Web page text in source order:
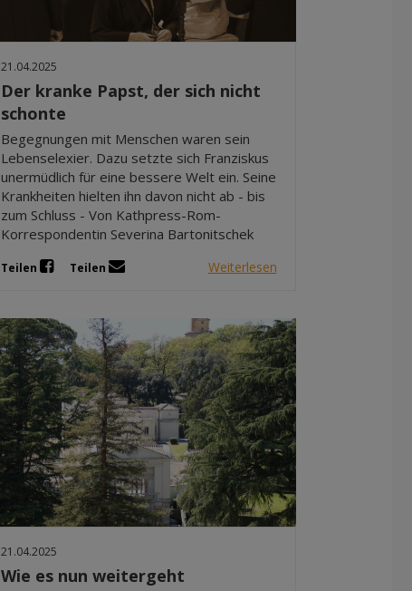
21.04.2025
Der kranke Papst, der sich nicht
schonte
Begegnungen mit Menschen waren sein
Lebenselexier. Dazu setzte sich Franziskus
unermüdlich für eine bessere Welt ein. Seine
Krankheiten hielten ihn davon nicht ab - bis
zum Schluss - Von Kathpress-Rom-
Korrespondentin Severina Bartonitschek
Teilen Teilen Weiterlesen
21.04.2025
Wie es nun weitergeht